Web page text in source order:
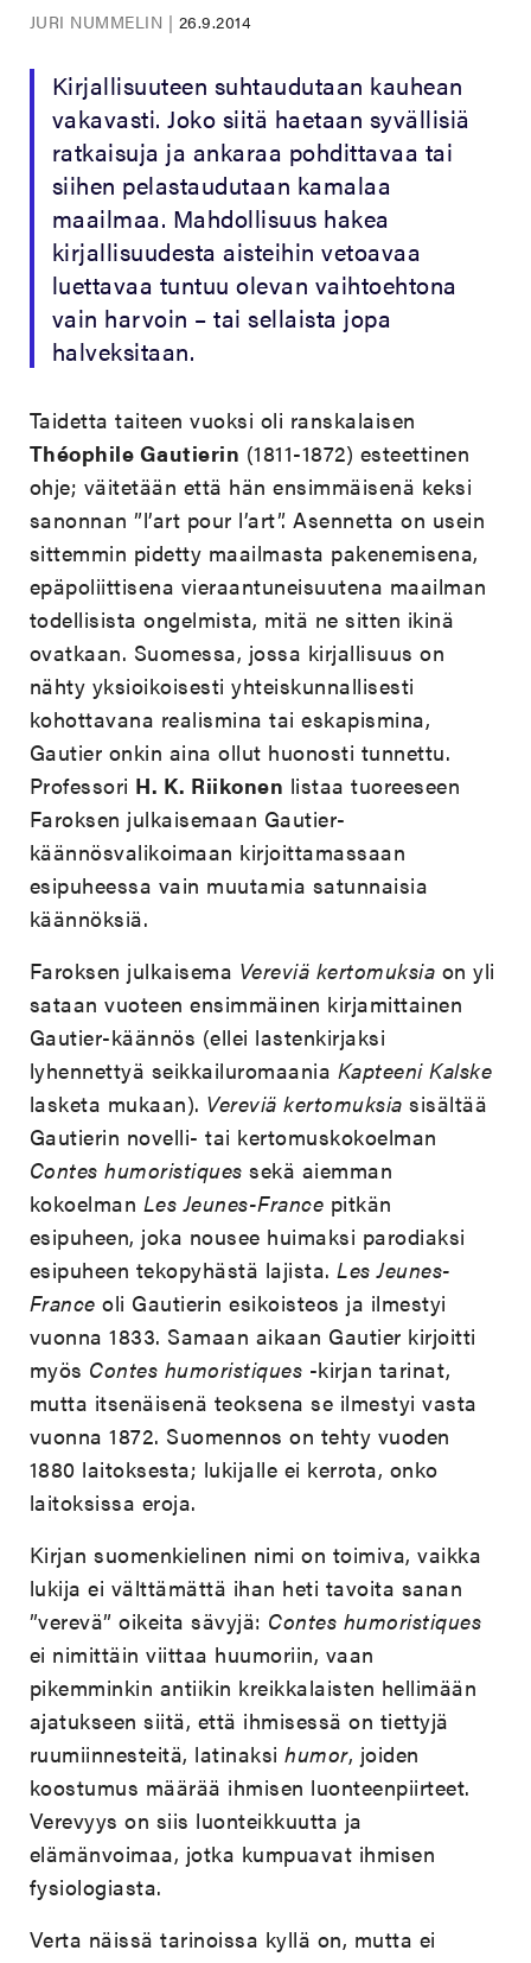
JURI NUMMELIN | 26.9.2014
Kirjallisuuteen suhtaudutaan kauhean
vakavasti. Joko siitä haetaan syvällisiä
ratkaisuja ja ankaraa pohdittavaa tai
siihen pelastaudutaan kamalaa
maailmaa. Mahdollisuus hakea
kirjallisuudesta aisteihin vetoavaa
luettavaa tuntuu olevan vaihtoehtona
vain harvoin – tai sellaista jopa
halveksitaan.
Taidetta taiteen vuoksi oli ranskalaisen
Théophile Gautierin (1811-1872) esteettinen
ohje; väitetään että hän ensimmäisenä keksi
sanonnan ”l’art pour l’art”. Asennetta on usein
sittemmin pidetty maailmasta pakenemisena,
epäpoliittisena vieraantuneisuutena maailman
todellisista ongelmista, mitä ne sitten ikinä
ovatkaan. Suomessa, jossa kirjallisuus on
nähty yksioikoisesti yhteiskunnallisesti
kohottavana realismina tai eskapismina,
Gautier onkin aina ollut huonosti tunnettu.
Professori H. K. Riikonen listaa tuoreeseen
Faroksen julkaisemaan Gautier-
käännösvalikoimaan kirjoittamassaan
esipuheessa vain muutamia satunnaisia
käännöksiä.
Faroksen julkaisema Vereviä kertomuksia on yli
sataan vuoteen ensimmäinen kirjamittainen
Gautier-käännös (ellei lastenkirjaksi
lyhennettyä seikkailuromaania Kapteeni Kalske
lasketa mukaan). Vereviä kertomuksiasisältää
Gautierin novelli- tai kertomuskokoelman
Contes humoristiquessekä aiemman
kokoelman Les Jeunes-France pitkän
esipuheen, joka nousee huimaksi parodiaksi
esipuheen tekopyhästä lajista.Les Jeunes-
Franceoli Gautierin esikoisteos ja ilmestyi
vuonna 1833. Samaan aikaan Gautier kirjoitti
myös Contes humoristiques -kirjan tarinat,
mutta itsenäisenä teoksena se ilmestyi vasta
vuonna 1872. Suomennos on tehty vuoden
1880 laitoksesta; lukijalle ei kerrota, onko
laitoksissa eroja.
Kirjan suomenkielinen nimi on toimiva, vaikka
lukija ei välttämättä ihan heti tavoita sanan
”verevä” oikeita sävyjä: Contes humoristiques
ei nimittäin viittaa huumoriin, vaan
pikemminkin antiikin kreikkalaisten hellimään
ajatukseen siitä, että ihmisessä on tiettyjä
ruumiinnesteitä, latinaksihumor, joiden
koostumus määrää ihmisen luonteenpiirteet.
Verevyys on siis luonteikkuutta ja
elämänvoimaa, jotka kumpuavat ihmisen
fysiologiasta.
Verta näissä tarinoissa kyllä on, mutta ei